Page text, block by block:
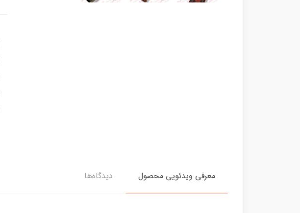
معرفی ویدئویی محصول دیدگاه‌ها